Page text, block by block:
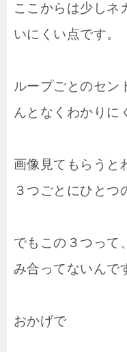
ここからは少しネ
いにくい点です。
ループごとのセン
んとなくわかりに
画像見てもらうと
３つごとにひとつ
でもこの３つって
み合ってないんで
おかげで